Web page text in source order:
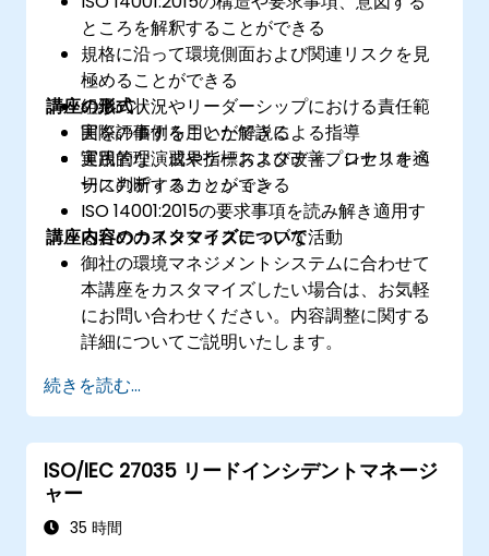
ところを解釈することができる
規格に沿って環境側面および関連リスクを見
極めることができる
組織の状況やリーダーシップにおける責任範
囲を評価することができる
運用管理、成果指標および改善プロセスを適
切に判断することができる
講座の形式
実際の事例を用いた解説による指導
実践的な演習やケーススタディ、シナリオベ
ースのディスカッション
ISO 14001:2015の要求事項を読み解き適用す
るためのインタラクティブな活動
講座内容のカスタマイズについて
御社の環境マネジメントシステムに合わせて
本講座をカスタマイズしたい場合は、お気軽
にお問い合わせください。内容調整に関する
詳細についてご説明いたします。
続きを読む...
ISO/IEC 27035 リードインシデントマネージ
ャー
35 時間